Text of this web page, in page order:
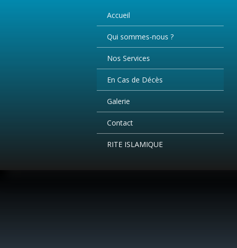
Accueil
Qui sommes-nous ?
Nos Services
En Cas de Décès
Galerie
Contact
RITE ISLAMIQUE